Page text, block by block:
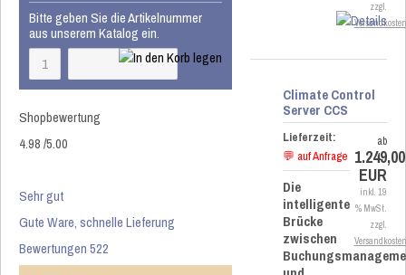
Bitte geben Sie die Artikelnummer
aus unserem Katalog ein.
Shopbewertung
4.98/5.00
Sehr gut
Gute Ware, schnelle Lieferung
Bewertungen 522
zzgl.
Versandkosten
Climate Control
Server CCS
Lieferzeit:
💬 auf Anfrage
Die
intelligente
Brücke
zwischen
ab
1.249,00
EUR
inkl. 19
% MwSt.
zzgl.
Versandkosten